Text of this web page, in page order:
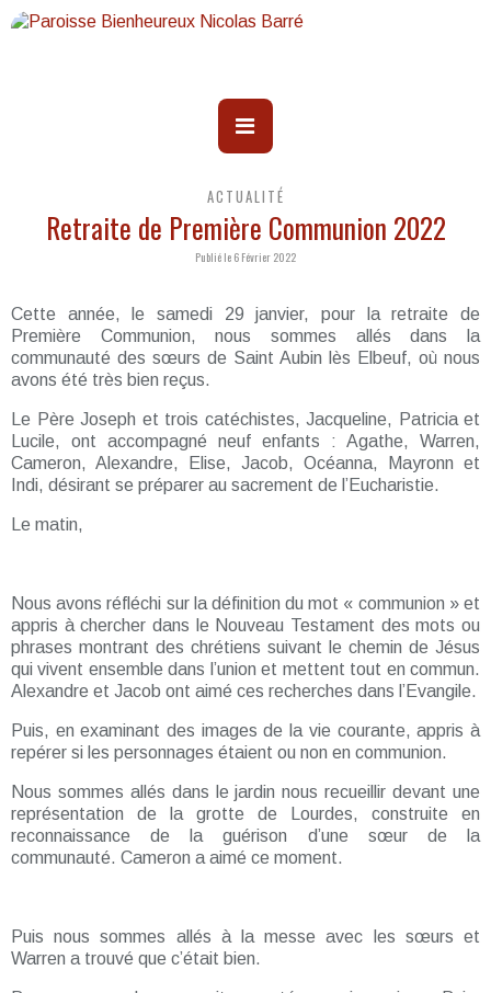
ACTUALITÉ
Retraite de Première Communion 2022
Publié le 6 Février 2022
Cette année, le samedi 29 janvier, pour la retraite de
Première Communion, nous sommes allés dans la
communauté des sœurs de Saint Aubin lès Elbeuf, où nous
avons été très bien reçus.
Le Père Joseph et trois catéchistes, Jacqueline, Patricia et
Lucile, ont accompagné neuf enfants : Agathe, Warren,
Cameron, Alexandre, Elise, Jacob, Océanna, Mayronn et
Indi, désirant se préparer au sacrement de l’Eucharistie.
Le matin,
Nous avons réfléchi sur la définition du mot « communion » et
appris à chercher dans le Nouveau Testament des mots ou
phrases montrant des chrétiens suivant le chemin de Jésus
qui vivent ensemble dans l’union et mettent tout en commun.
Alexandre et Jacob ont aimé ces recherches dans l’Evangile.
Puis, en examinant des images de la vie courante, appris à
repérer si les personnages étaient ou non en communion.
Nous sommes allés dans le jardin nous recueillir devant une
représentation de la grotte de Lourdes, construite en
reconnaissance de la guérison d’une sœur de la
communauté. Cameron a aimé ce moment.
Puis nous sommes allés à la messe avec les sœurs et
Warren a trouvé que c’était bien.